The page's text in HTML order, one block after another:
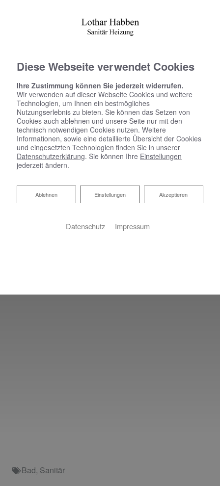
Bad, Sanitär
Diese Webseite verwendet Cookies
Ihre Zustimmung können Sie jederzeit widerrufen.
Wir verwenden auf dieser Webseite Cookies und weitere
Technologien, um Ihnen ein bestmögliches
Nutzungserlebnis zu bieten. Sie können das Setzen von
Cookies auch ablehnen und unsere Seite nur mit den
technisch notwendigen Cookies nutzen. Weitere
Informationen, sowie eine detaillierte Übersicht der Cookies
und eingesetzten Technologien finden Sie in unserer
Datenschutzerklärung. Sie können Ihre Einstellungen
jederzeit ändern.
Akzeptieren
Einstellungen
Ablehnen
Ablehnen
Datenschutz Impressum